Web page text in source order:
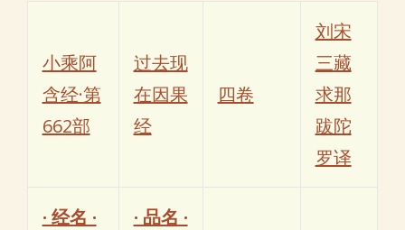
小乘阿
含经·第
662部
过去现
在因果
经
四卷
刘宋
三藏
求那
跋陀
罗译
· 经名 ·
· 品名 ·